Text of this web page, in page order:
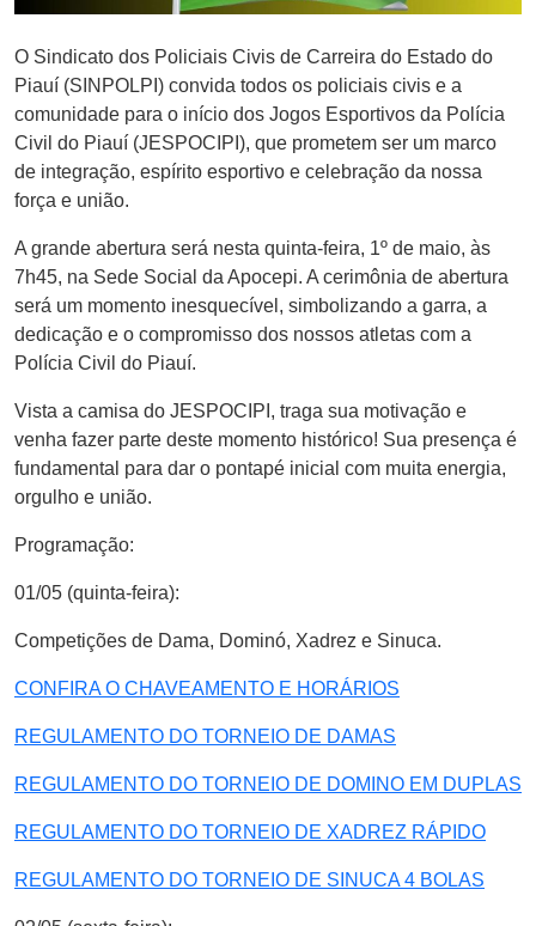
O Sindicato dos Policiais Civis de Carreira do Estado do
Piauí (SINPOLPI) convida todos os policiais civis e a
comunidade para o início dos Jogos Esportivos da Polícia
Civil do Piauí (JESPOCIPI), que prometem ser um marco
de integração, espírito esportivo e celebração da nossa
força e união.
A grande abertura será nesta quinta-feira, 1º de maio, às
7h45, na Sede Social da Apocepi. A cerimônia de abertura
será um momento inesquecível, simbolizando a garra, a
dedicação e o compromisso dos nossos atletas com a
Polícia Civil do Piauí.
Vista a camisa do JESPOCIPI, traga sua motivação e
venha fazer parte deste momento histórico! Sua presença é
fundamental para dar o pontapé inicial com muita energia,
orgulho e união.
Programação:
01/05 (quinta-feira):
Competições de Dama, Dominó, Xadrez e Sinuca.
CONFIRA O CHAVEAMENTO E HORÁRIOS
REGULAMENTO DO TORNEIO DE DAMAS
REGULAMENTO DO TORNEIO DE DOMINO EM DUPLAS
REGULAMENTO DO TORNEIO DE XADREZ RÁPIDO
REGULAMENTO DO TORNEIO DE SINUCA 4 BOLAS